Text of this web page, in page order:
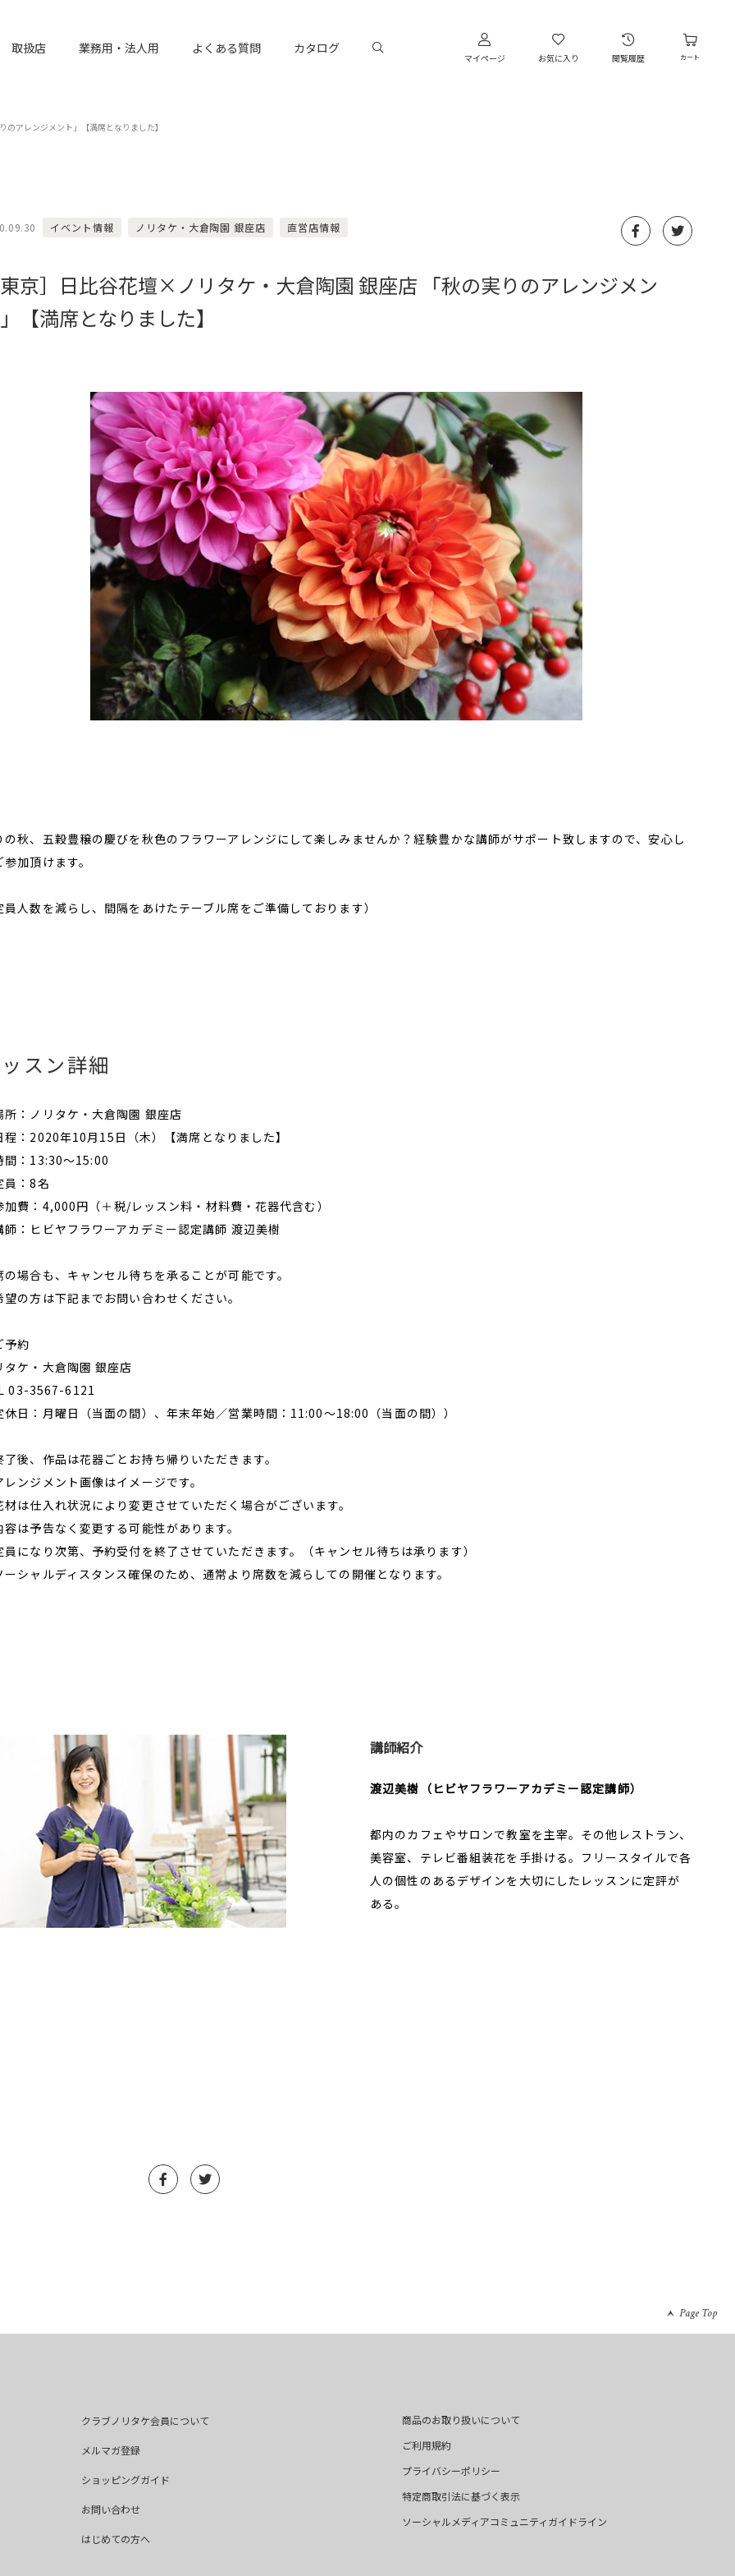
取扱店 業務用・法人用 よくある質問 カタログ
マイページ お気に入り 閲覧履歴 カート
アレンジメント」【満席となりました】
イベント情報 ノリタケ・大倉陶園 銀座店 直営店情報
東京］日比谷花壇×ノリタケ・大倉陶園 銀座店 「秋の実りのアレンジメン
【満席となりました】
の秋、五穀豊穣の慶びを秋色のフラワーアレンジにして楽しみませんか？経験豊かな講師がサポート致しますので、安心し
参加頂けます。
員人数を減らし、間隔をあけたテーブル席をご準備しております）
スン詳細
：ノリタケ・大倉陶園 銀座店
：2020年10月15日（木）【満席となりました】
：13:30～15:00
：8名
費：4,000円（＋税/レッスン料・材料費・花器代含む）
：ヒビヤフラワーアカデミー認定講師 渡辺美樹
の場合も、キャンセル待ちを承ることが可能です。
望の方は下記までお問い合わせください。
約
タケ・大倉陶園 銀座店
03-3567-6121
休日：月曜日（当面の間）、年末年始／営業時間：11:00～18:00（当面の間））
後、作品は花器ごとお持ち帰りいただきます。
ンジメント画像はイメージです。
は仕入れ状況により変更させていただく場合がございます。
は予告なく変更する可能性があります。
になり次第、予約受付を終了させていただきます。（キャンセル待ちは承ります）
シャルディスタンス確保のため、通常より席数を減らしての開催となります。
講師紹介
渡辺美樹（ヒビヤフラワーアカデミー認定講師）
都内のカフェやサロンで教室を主宰。その他レストラン、
美容室、テレビ番組装花を手掛ける。フリースタイルで各
人の個性のあるデザインを大切にしたレッスンに定評が
ある。
Page Top
クラブノリタケ会員について
メルマガ登録
ショッピングガイド
お問い合わせ
はじめての方へ
商品のお取り扱いについて
ご利用規約
プライバシーポリシー
特定商取引法に基づく表示
ソーシャルメディアコミュニティガイドライン